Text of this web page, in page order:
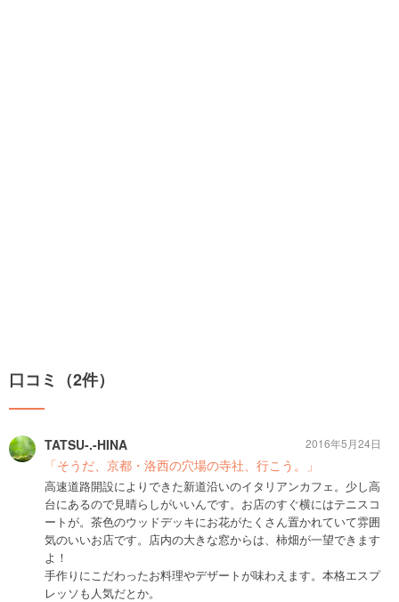
口コミ（2件）
TATSU-.-HINA
「そうだ、京都・洛西の穴場の寺社、行こう。」
高速道路開設によりできた新道沿いのイタリアンカフェ。少し高
台にあるので見晴らしがいいんです。お店のすぐ横にはテニスコ
ートが。茶色のウッドデッキにお花がたくさん置かれていて雰囲
気のいいお店です。店内の大きな窓からは、柿畑が一望できます
よ！
手作りにこだわったお料理やデザートが味わえます。本格エスプ
レッソも人気だとか。
2016年5月24日